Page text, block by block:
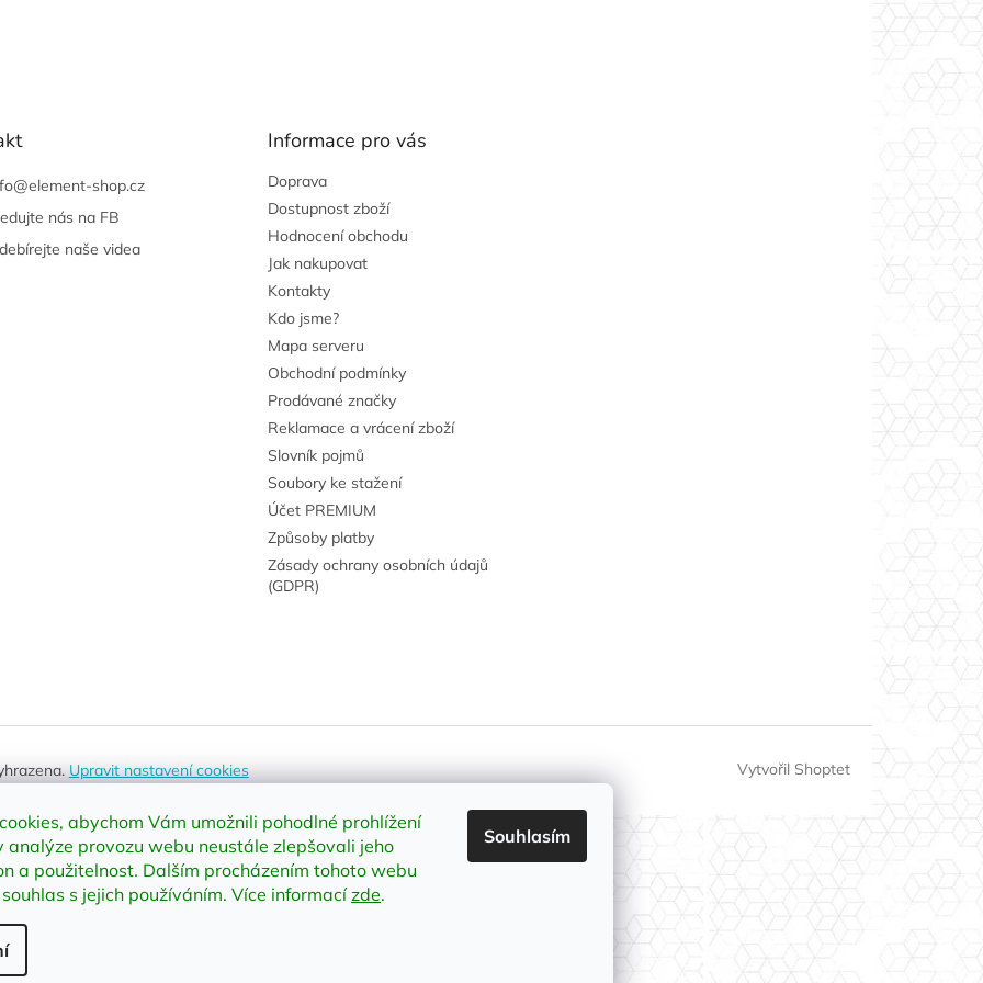
abychom Vám umožnili pohodlné prohlížení
analýze provozu webu neustále zlepšovali jeho
a použitelnost. Dalším procházením tohoto webu
s jejich používáním. Více informacízde.
Souhlasím
@element-shop.cz
nás na FB
naše videa
Informace pro vás
Doprava
Dostupnost zboží
Hodnocení obchodu
Jak nakupovat
Kontakty
Kdo jsme?
Mapa serveru
Obchodní podmínky
Prodávané značky
Reklamace a vrácení zboží
Slovník pojmů
Soubory ke stažení
Účet PREMIUM
Způsoby platby
Zásady ochrany osobních údajů
(GDPR)
Vytvořil Shoptet
Upravit nastavení cookies